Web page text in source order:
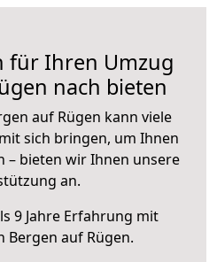
für Ihren Umzug
nach bieten
auf Rügen kann viele
sich bringen, um Ihnen
– bieten wir Ihnen unsere
an.
9 Jahre Erfahrung mit
Bergen auf Rügen.